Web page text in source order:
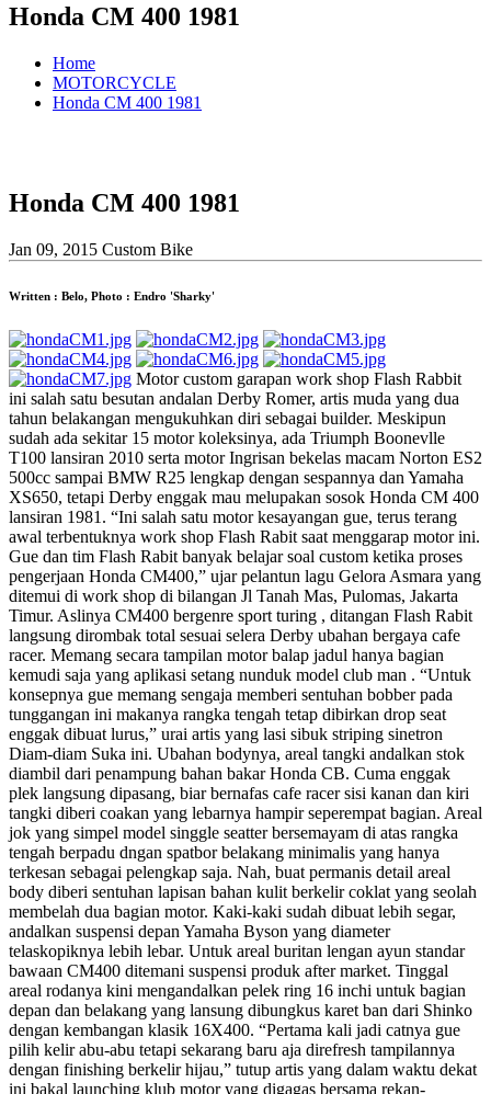
Honda CM 400 1981
Home
MOTORCYCLE
Honda CM 400 1981
Honda CM 400 1981
Jan 09, 2015 Custom Bike
Written : Belo, Photo : Endro 'Sharky'
Motor custom garapan work shop Flash Rabbit
ini salah satu besutan andalan Derby Romer, artis muda yang dua
tahun belakangan mengukuhkan diri sebagai builder. Meskipun
sudah ada sekitar 15 motor koleksinya, ada Triumph Boonevlle
T100 lansiran 2010 serta motor Ingrisan bekelas macam Norton ES2
500cc sampai BMW R25 lengkap dengan sespannya dan Yamaha
XS650, tetapi Derby enggak mau melupakan sosok Honda CM 400
lansiran 1981. “Ini salah satu motor kesayangan gue, terus terang
awal terbentuknya work shop Flash Rabit saat menggarap motor ini.
Gue dan tim Flash Rabit banyak belajar soal custom ketika proses
pengerjaan Honda CM400,” ujar pelantun lagu Gelora Asmara yang
ditemui di work shop di bilangan Jl Tanah Mas, Pulomas, Jakarta
Timur. Aslinya CM400 bergenre sport turing , ditangan Flash Rabit
langsung dirombak total sesuai selera Derby ubahan bergaya cafe
racer. Memang secara tampilan motor balap jadul hanya bagian
kemudi saja yang aplikasi setang nunduk model club man . “Untuk
konsepnya gue memang sengaja memberi sentuhan bobber pada
tunggangan ini makanya rangka tengah tetap dibirkan drop seat
enggak dibuat lurus,” urai artis yang lasi sibuk striping sinetron
Diam-diam Suka ini. Ubahan bodynya, areal tangki andalkan stok
diambil dari penampung bahan bakar Honda CB. Cuma enggak
plek langsung dipasang, biar bernafas cafe racer sisi kanan dan kiri
tangki diberi coakan yang lebarnya hampir seperempat bagian. Areal
jok yang simpel model singgle seatter bersemayam di atas rangka
tengah berpadu dngan spatbor belakang minimalis yang hanya
terkesan sebagai pelengkap saja. Nah, buat permanis detail areal
body diberi sentuhan lapisan bahan kulit berkelir coklat yang seolah
membelah dua bagian motor. Kaki-kaki sudah dibuat lebih segar,
andalkan suspensi depan Yamaha Byson yang diameter
telaskopiknya lebih lebar. Untuk areal buritan lengan ayun standar
bawaan CM400 ditemani suspensi produk after market. Tinggal
areal rodanya kini mengandalkan pelek ring 16 inchi untuk bagian
depan dan belakang yang lansung dibungkus karet ban dari Shinko
dengan kembangan klasik 16X400. “Pertama kali jadi catnya gue
pilih kelir abu-abu tetapi sekarang baru aja direfresh tampilannya
dengan finishing berkelir hijau,” tutup artis yang dalam waktu dekat
ini bakal launching klub motor yang digagas bersama rekan-